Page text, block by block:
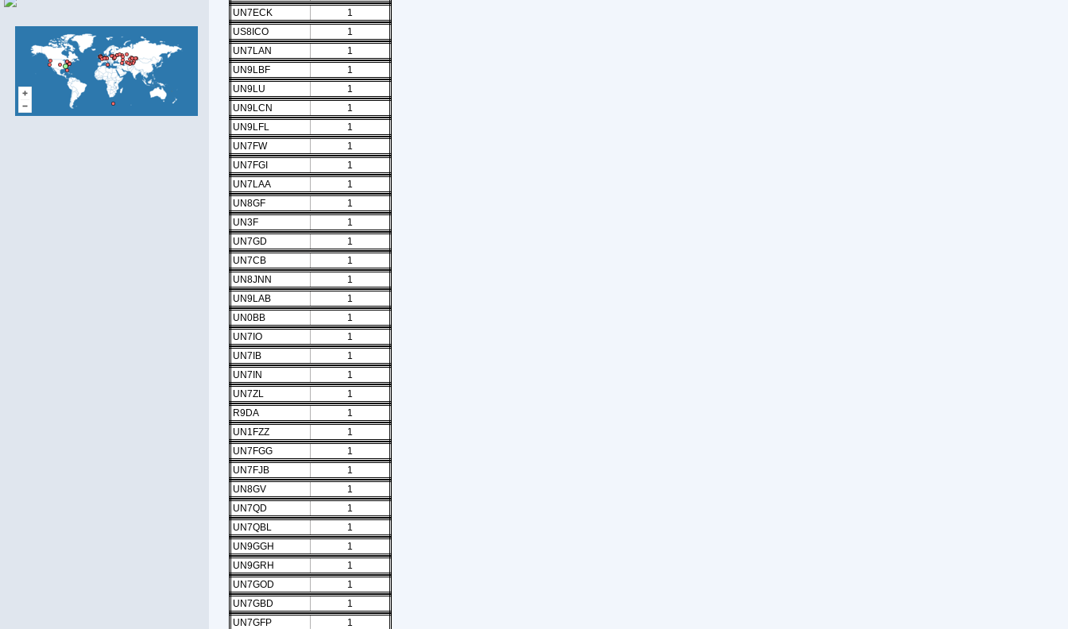
UN7ECK
1
US8ICO
1
UN7LAN
1
UN9LBF
1
UN9LU
1
UN9LCN
1
UN9LFL
1
UN7FW
1
UN7FGI
1
UN7LAA
1
UN8GF
1
UN3F
1
UN7GD
1
UN7CB
1
UN8JNN
1
UN9LAB
1
UN0BB
1
UN7IO
1
UN7IB
1
UN7IN
1
UN7ZL
1
R9DA
1
UN1FZZ
1
UN7FGG
1
UN7FJB
1
UN8GV
1
UN7QD
1
UN7QBL
1
UN9GGH
1
UN9GRH
1
UN7GOD
1
UN7GBD
1
UN7GFP
1